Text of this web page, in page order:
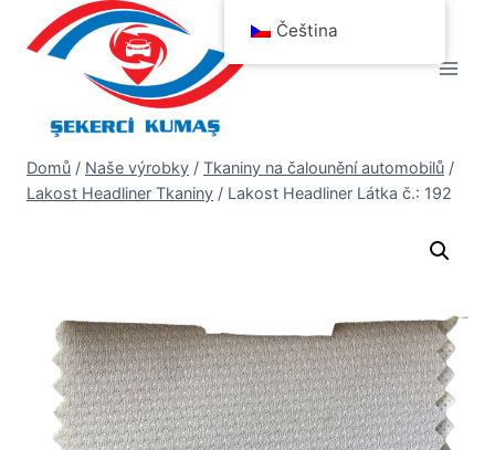
Přeskočit
Domů / Naše výrobky / Tkaniny na čalounění automobilů /
Lakost Headliner Tkaniny / Lakost Headliner Látka č.: 192
Čeština